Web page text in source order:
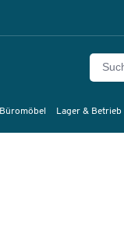
Büromöbel Lager & Betrieb